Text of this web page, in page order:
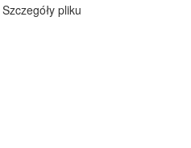
Szczegóły pliku